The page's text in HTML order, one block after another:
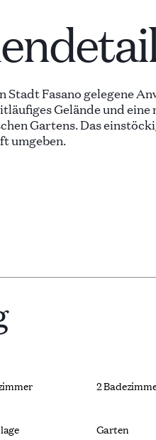
Stadt Fasano gelegene
Gelände und eine
Gartens. Das
umgeben.
ist dies ein eleganter
Atmosphäre, der
2
Garten